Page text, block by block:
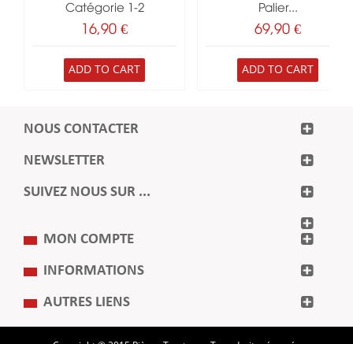
Catégorie 1-2
16,90 €
ADD TO CART
Palier...
69,90 €
ADD TO CART
NOUS CONTACTER
NEWSLETTER
SUIVEZ NOUS SUR ...
MON COMPTE
INFORMATIONS
AUTRES LIENS